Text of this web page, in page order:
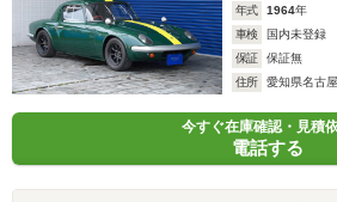
年式 1964年
車検
国内未登録
保証
保証無
住所
愛知県名古
今すぐ在庫確認・見積
電話する